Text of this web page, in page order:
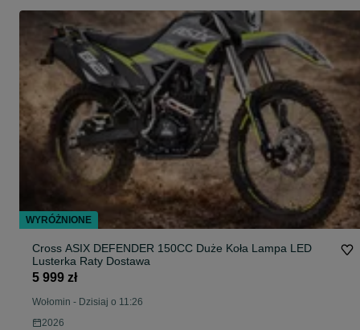
Cross ASIX DEFENDER 150CC Duże Koła Lampa LED
Lusterka Raty Dostawa
5 999 zł
Wołomin - Dzisiaj o 11:26
2026
WYRÓŻNIONE